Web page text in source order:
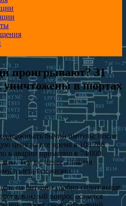
проигрывают? 31
в шортах
бычий импульс после
цену на все время в 108 786
к аварии примерно в 74 000
Тем не менее, главная
взлетала к жизни.
на биткоин удобно сидит выше
важный вопрос остается